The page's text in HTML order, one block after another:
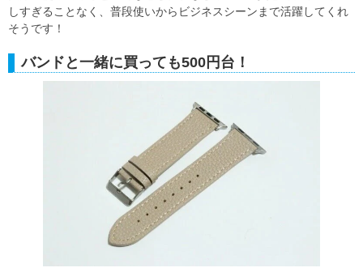
しすぎることなく、普段使いからビジネスシーンまで活躍してくれ
そうです！
バンドと一緒に買っても500円台！